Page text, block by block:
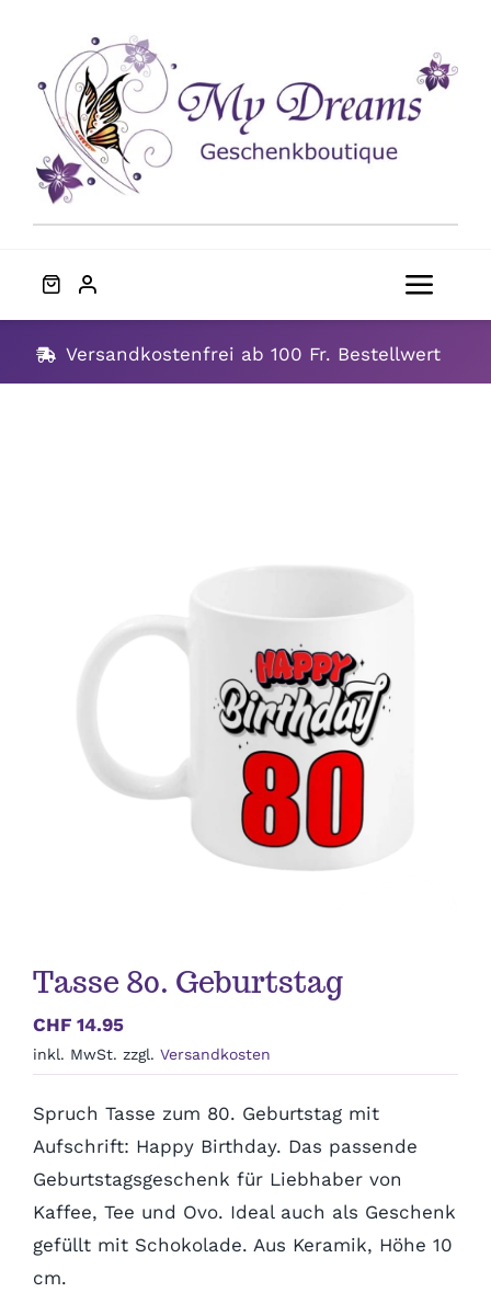
content
Home
Hochzeit, Hochzeitstag, Verlobung
Kommunion & Konfirmation
Polterabend
Frühling / Ostern
Geburt
Firmenjubiläum
Pensionierung
Versandkostenfrei ab 100 Fr. Bestellwert
Tasse 80. Geburtstag
CHF14.95
inkl. MwSt. zzgl. Versandkosten
Spruch Tasse zum 80. Geburtstag mit
Aufschrift: Happy Birthday. Das passende
Geburtstagsgeschenk für Liebhaber von
Kaffee, Tee und Ovo. Ideal auch als Geschenk
gefüllt mit Schokolade. Aus Keramik, Höhe 10
cm.